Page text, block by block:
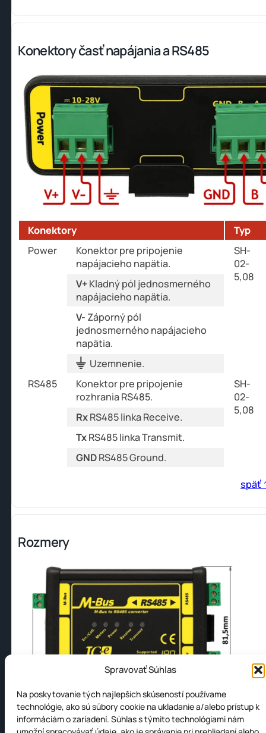
Spravovať Súhlas
Na poskytovanie tých najlepších skúseností používame
technológie, ako sú súbory cookie na ukladanie a/alebo prístup k
informáciám o zariadení. Súhlas s týmito technológiami nám
Konektory časť napájania a RS485
Konektory
Typ
Power
Konektor pre pripojenie
napájacieho napätia.
SH-
02-
5,08
V+Kladný pól jednosmerného
napájacieho napätia.
V- Záporný pól
jednosmerného napájacieho
napätia.
⏚ Uzemnenie.
RS485
Konektor pre pripojenie
rozhrania RS485.
SH-
02-
5,08
RxRS485 linka Receive.
TxRS485 linka Transmit.
GNDRS485 Ground.
späť
Rozmery